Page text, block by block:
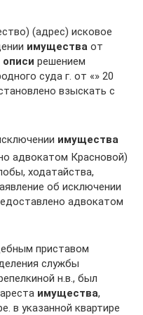
(адрес) исковое
имущества от
описи решением
суда г. от «» 20
взыскать с
имущества
адвокатом Красновой)
ходатайства,
об исключении
адвокатом
приставом
службы
н.в., был
имущества,
в указанной квартире